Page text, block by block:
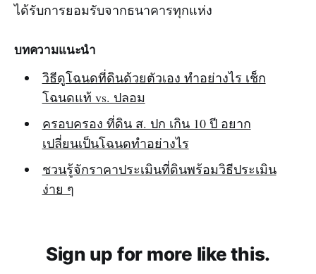
ได้รับการยอมรับจากธนาคารทุกแห่ง
บทความแนะนำ
วิธีดูโฉนดที่ดินด้วยตัวเอง ทำอย่างไร เช็ก
โฉนดแท้ vs. ปลอม
ครอบครอง ที่ดิน ส. ปก เกิน 10 ปี อยาก
เปลี่ยนเป็นโฉนดทำอย่างไร
ชวนรู้จักราคาประเมินที่ดินพร้อมวิธีประเมิน
ง่าย ๆ
Sign up for more like this.